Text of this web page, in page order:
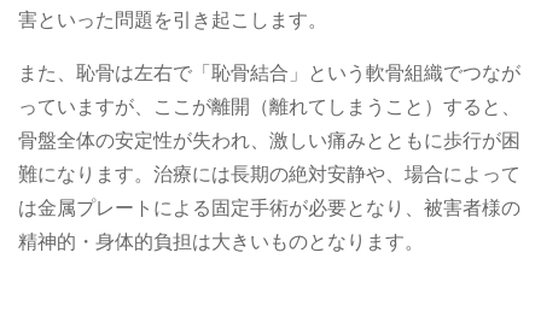
害といった問題を引き起こします。
また、恥骨は左右で「恥骨結合」という軟骨組織でつなが
っていますが、ここが離開（離れてしまうこと）すると、
骨盤全体の安定性が失われ、激しい痛みとともに歩行が困
難になります。治療には長期の絶対安静や、場合によって
は金属プレートによる固定手術が必要となり、被害者様の
精神的・身体的負担は大きいものとなります。